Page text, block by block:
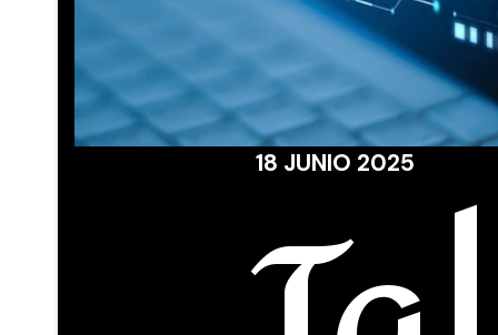
18 JUNIO 2025